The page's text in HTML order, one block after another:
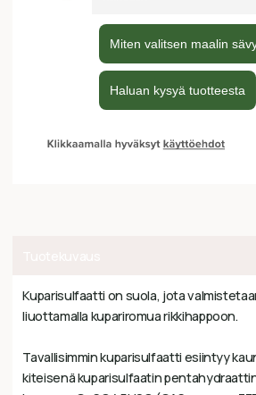
Kuparisulfaatti on suola, jota
liuottamalla kupariromua rikkihappoon.
Tavallisimmin kuparisulfaatti esiintyy
kiteisenä kuparisulfaatin